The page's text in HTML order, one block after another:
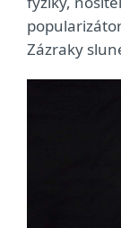
Zázraky